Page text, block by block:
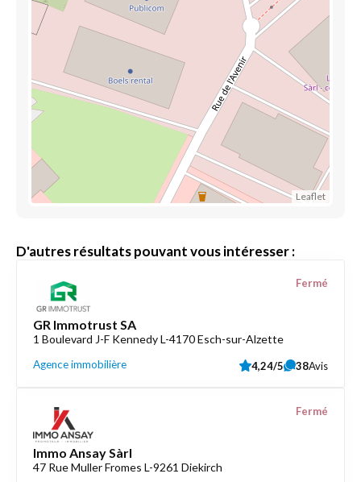
Leaflet
D'autres résultats pouvant vous intéresser :
GR Immotrust SA
1 Boulevard J-F Kennedy L-4170 Esch-sur-Alzette
Agence immobilière
Fermé
4,24/5 38Avis
Immo Ansay Sàrl
47 Rue Muller Fromes L-9261 Diekirch
Fermé